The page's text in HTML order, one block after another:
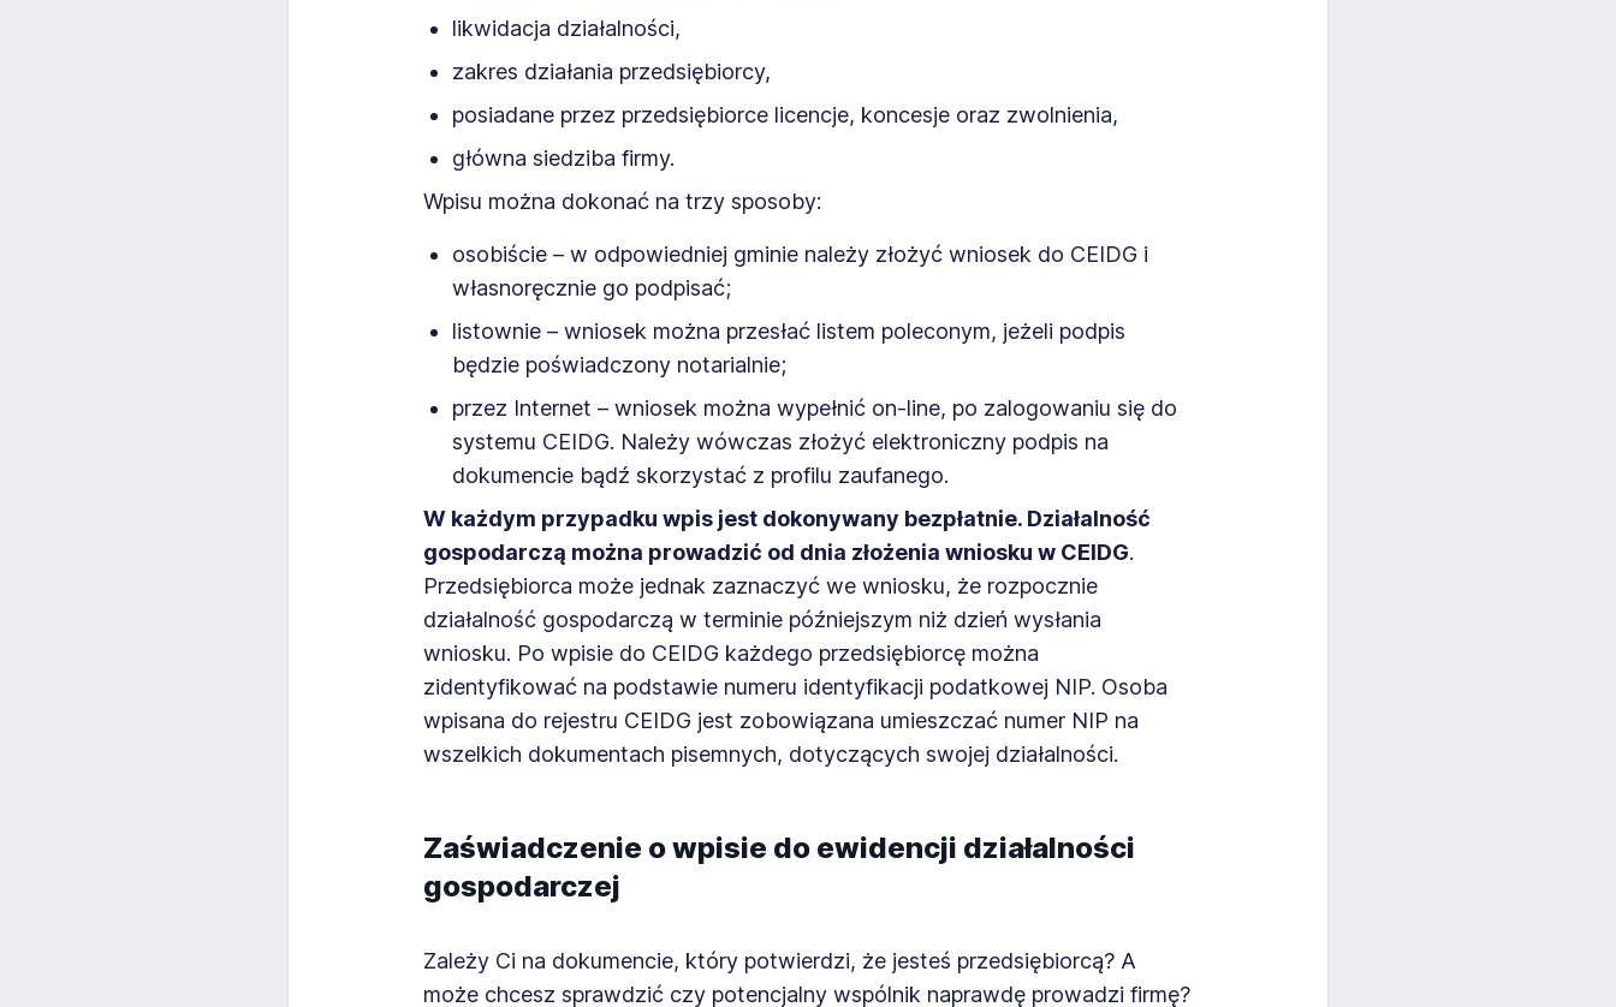
likwidacja działalności,
zakres działania przedsiębiorcy,
posiadane przez przedsiębiorce licencje, koncesje oraz zwolnienia,
główna siedziba firmy.
Wpisu można dokonać na trzy sposoby:
osobiście – w odpowiedniej gminie należy złożyć wniosek do CEIDG i
własnoręcznie go podpisać;
listownie – wniosek można przesłać listem poleconym, jeżeli podpis
będzie poświadczony notarialnie;
przez Internet – wniosek można wypełnić on-line, po zalogowaniu się do
systemu CEIDG. Należy wówczas złożyć elektroniczny podpis na
dokumencie bądź skorzystać z profilu zaufanego.
W każdym przypadku wpis jest dokonywany bezpłatnie. Działalność
gospodarczą można prowadzić od dnia złożenia wniosku w CEIDG.
Przedsiębiorca może jednak zaznaczyć we wniosku, że rozpocznie
działalność gospodarczą w terminie późniejszym niż dzień wysłania
wniosku. Po wpisie do CEIDG każdego przedsiębiorcę można
zidentyfikować na podstawie numeru identyfikacji podatkowej NIP. Osoba
wpisana do rejestru CEIDG jest zobowiązana umieszczać numer NIP na
wszelkich dokumentach pisemnych, dotyczących swojej działalności.
Zaświadczenie o wpisie do ewidencji działalności
gospodarczej
Zależy Ci na dokumencie, który potwierdzi, że jesteś przedsiębiorcą? A
może chcesz sprawdzić czy potencjalny wspólnik naprawdę prowadzi firmę?